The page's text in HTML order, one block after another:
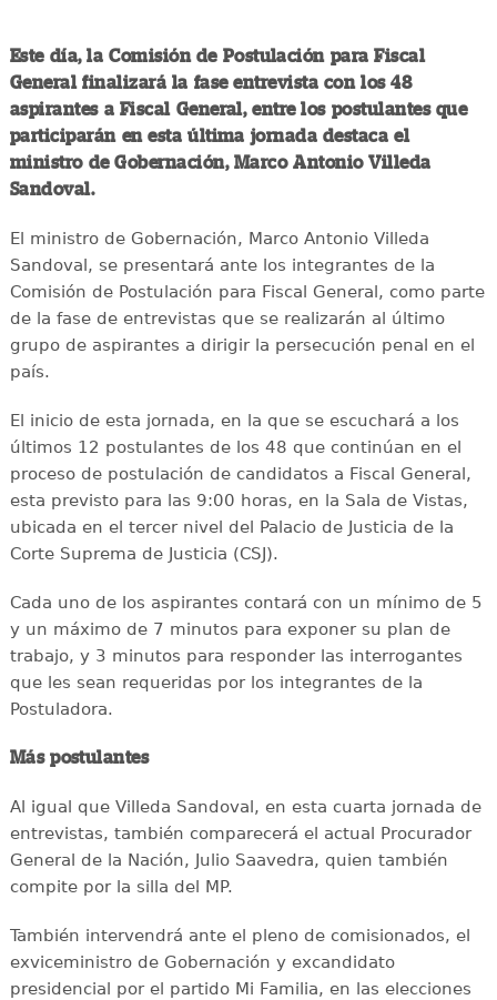
Este día, la Comisión de Postulación para Fiscal
General finalizará la fase entrevista con los 48
aspirantes a Fiscal General, entre los postulantes que
participarán en esta última jornada destaca el
ministro de Gobernación, Marco Antonio Villeda
Sandoval.
El ministro de Gobernación, Marco Antonio Villeda
Sandoval, se presentará ante los integrantes de la
Comisión de Postulación para Fiscal General, como parte
de la fase de entrevistas que se realizarán al último
grupo de aspirantes a dirigir la persecución penal en el
país.
El inicio de esta jornada, en la que se escuchará a los
últimos 12 postulantes de los 48 que continúan en el
proceso de postulación de candidatos a Fiscal General,
esta previsto para las 9:00 horas, en la Sala de Vistas,
ubicada en el tercer nivel del Palacio de Justicia de la
Corte Suprema de Justicia (CSJ).
Cada uno de los aspirantes contará con un mínimo de 5
y un máximo de 7 minutos para exponer su plan de
trabajo, y 3 minutos para responder las interrogantes
que les sean requeridas por los integrantes de la
Postuladora.
Más postulantes
Al igual que Villeda Sandoval, en esta cuarta jornada de
entrevistas, también comparecerá el actual Procurador
General de la Nación, Julio Saavedra, quien también
compite por la silla del MP.
También intervendrá ante el pleno de comisionados, el
exviceministro de Gobernación y excandidato
presidencial por el partido Mi Familia, en las elecciones